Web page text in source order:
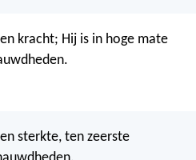
kracht; Hij is in hoge mate
sterkte, ten zeerste